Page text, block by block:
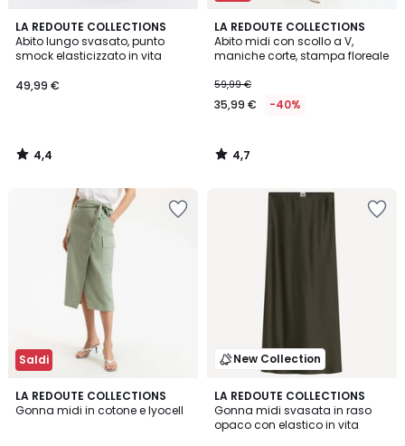
LA REDOUTE COLLECTIONS
Abito lungo svasato, punto
smock elasticizzato in vita
49,99 €
4,4
/ 5
4,4
/
LA REDOUTE COLLECTIONS
Abito midi con scollo a V,
maniche corte, stampa floreale
59,99 €
35,99 € -40%
4,7
/ 5
4,7
/
Saldi
LA REDOUTE COLLECTIONS
Gonna midi in cotone e lyocell
5
/
New Collection
LA REDOUTE COLLECTIONS
Gonna midi svasata in raso
opaco con elastico in vita
5
/
5
3
Colori